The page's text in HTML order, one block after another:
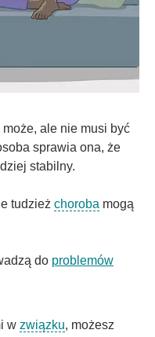
może, ale nie musi być
sprawia ona, że
stabilny.
tudzież choroba mogą
do problemów
w związku, możesz